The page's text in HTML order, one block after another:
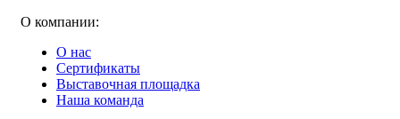
О компании:
О нас
Сертификаты
Выставочная площадка
Наша команда